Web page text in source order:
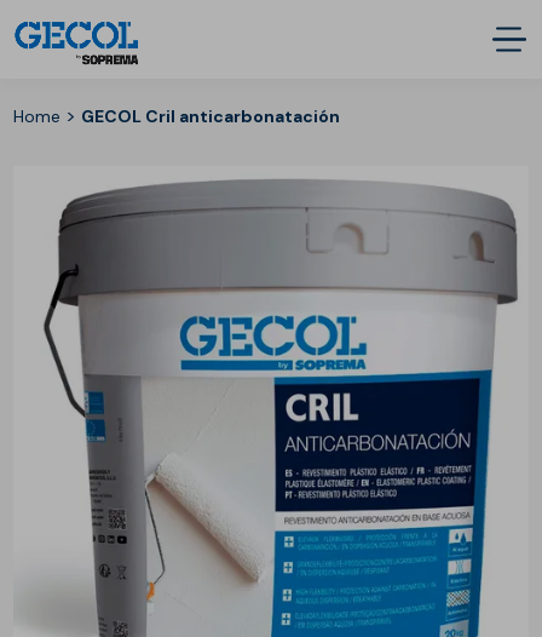
Home > GECOL Cril anticarbonatación